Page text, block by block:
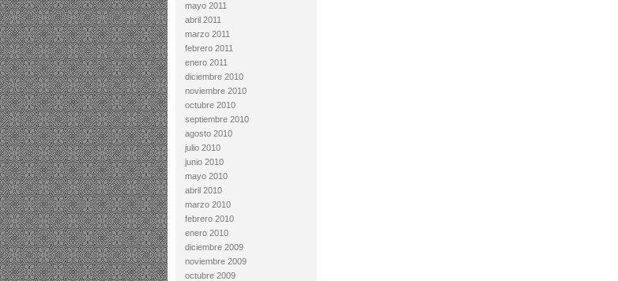
mayo 2011
abril 2011
marzo 2011
febrero 2011
enero 2011
diciembre 2010
noviembre 2010
octubre 2010
septiembre 2010
agosto 2010
julio 2010
junio 2010
mayo 2010
abril 2010
marzo 2010
febrero 2010
enero 2010
diciembre 2009
noviembre 2009
octubre 2009